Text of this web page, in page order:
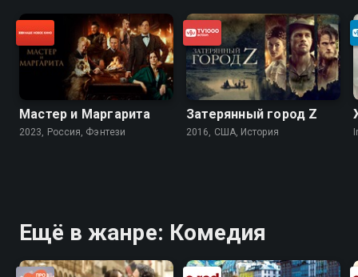
Мастер и Маргарита
2023, Россия, Фэнтези
Затерянный город Z
2016, США, История
Ещё в жанре: Комедия